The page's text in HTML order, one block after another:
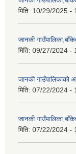
मिति: 10/29/2025 -
जानकी
मिति: 09/27/2024 -
जानकी
मिति: 07/22/2024 -
जानकी
मिति: 07/22/2024 -